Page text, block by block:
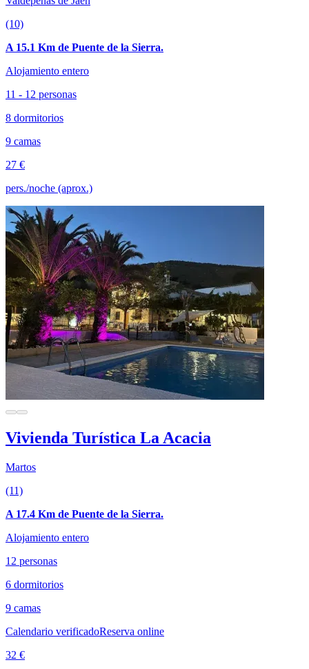
(10)
A 15.1 Km de Puente de la Sierra.
Alojamiento entero
11 - 12 personas
8 dormitorios
9 camas
27 €
pers./noche (aprox.)
Vivienda Turística La Acacia
Martos
(11)
A 17.4 Km de Puente de la Sierra.
Alojamiento entero
12 personas
6 dormitorios
9 camas
Calendario verificadoReserva online
32 €